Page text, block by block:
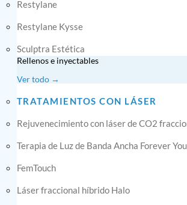
Restylane
Restylane Kysse
Sculptra Estética
Rellenos e inyectables
Ver todo →
TRATAMIENTOS CON LÁSER
Rejuvenecimiento con láser de CO2
Terapia de Luz de Banda Ancha Forever
FemTouch
Láser fraccional híbrido Halo